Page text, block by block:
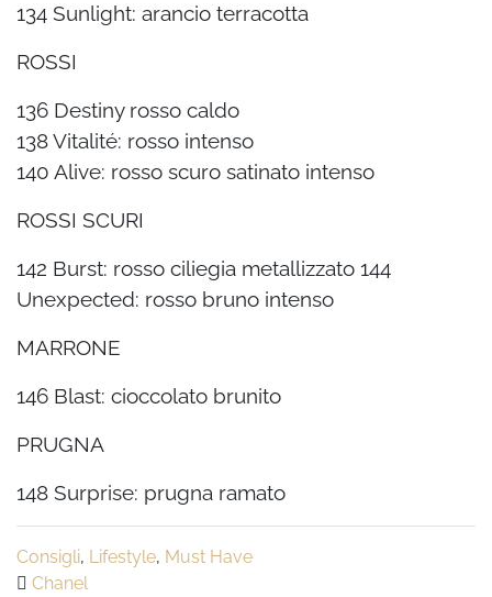
134 Sunlight: arancio terracotta
ROSSI
136 Destiny rosso caldo
138 Vitalité: rosso intenso
140 Alive: rosso scuro satinato intenso
ROSSI SCURI
142 Burst: rosso ciliegia metallizzato 144
Unexpected: rosso bruno intenso
MARRONE
146 Blast: cioccolato brunito
PRUGNA
148 Surprise: prugna ramato
Consigli, Lifestyle, Must Have
Chanel